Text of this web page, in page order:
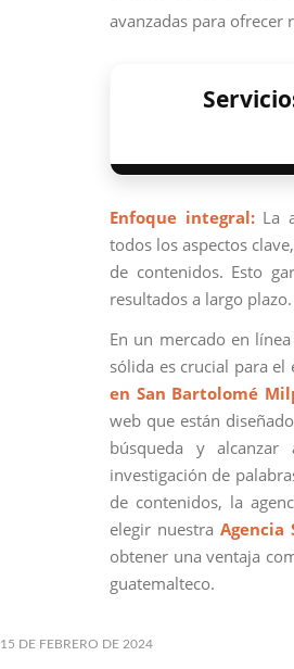
avanzadas para ofrecer
Enfoque integral:La
todos los aspectos
de contenidos. Esto
resultados a largo plazo.
En un mercado en
sólida es crucial para el
en San Bartolomé
web que están
búsqueda y
investigación de
de contenidos, la
elegir nuestra Agencia
obtener una ventaja
guatemalteco.
15 DE FEBRERO DE 2024